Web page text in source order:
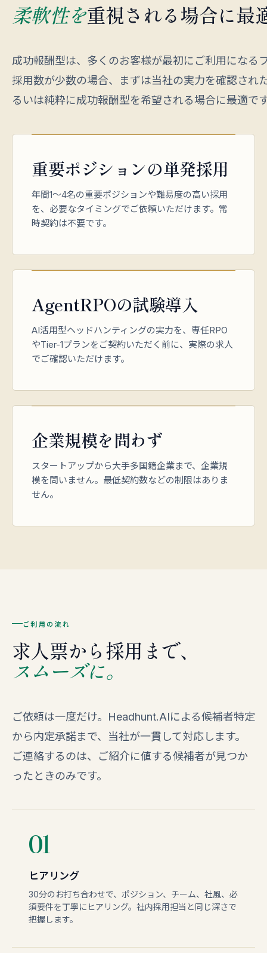
柔軟性を重視される場合に最
成功報酬型は、多くのお客様が最初にご利用になる
採用数が少数の場合、まずは当社の実力を確認され
るいは純粋に成功報酬型を希望される場合に最適で
重要ポジションの単発採用
年間1〜4名の重要ポジションや難易度の高い採用
を、必要なタイミングでご依頼いただけます。常
時契約は不要です。
AgentRPOの試験導入
AI活用型ヘッドハンティングの実力を、専任RPO
やTier-1プランをご契約いただく前に、実際の求人
でご確認いただけます。
企業規模を問わず
スタートアップから大手多国籍企業まで、企業規
模を問いません。最低契約数などの制限はありま
せん。
ご利用の流れ
求人票から採用まで、
スムーズに。
ご依頼は一度だけ。Headhunt.AIによる候補者特定
から内定承諾まで、当社が一貫して対応します。
ご連絡するのは、ご紹介に値する候補者が見つか
ったときのみです。
01
ヒアリング
30分のお打ち合わせで、ポジション、チーム、社風、必
須要件を丁寧にヒアリング。社内採用担当と同じ深さで
把握します。